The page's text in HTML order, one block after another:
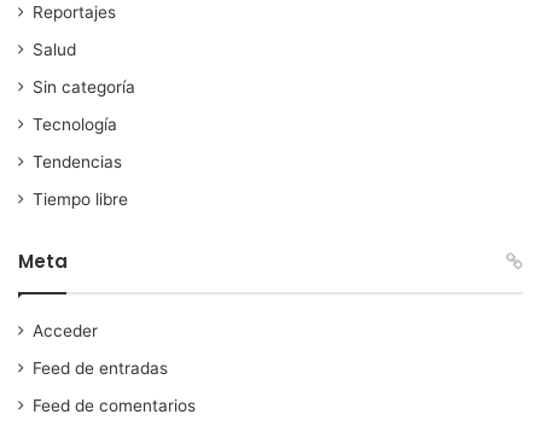
Reportajes
Salud
Sin categoría
Tecnología
Tendencias
Tiempo libre
Meta
Acceder
Feed de entradas
Feed de comentarios